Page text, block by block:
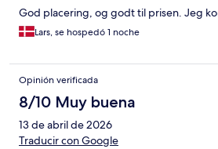
God placering, og godt til prisen. Jeg
Lars, se hospedó 1 noche
Opinión verificada
8/10 Muy buena
13 de abril de 2026
Traducir con Google